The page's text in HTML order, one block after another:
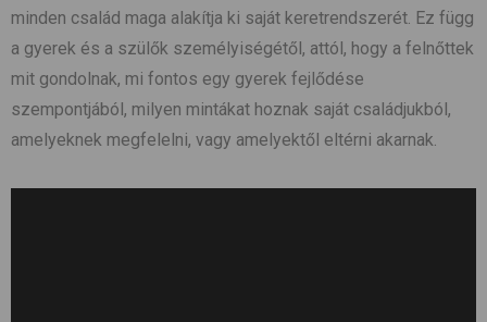
minden család maga alakítja ki saját keretrendszerét. Ez függ
a gyerek és a szülők személyiségétől, attól, hogy a felnőttek
mit gondolnak, mi fontos egy gyerek fejlődése
szempontjából, milyen mintákat hoznak saját családjukból,
amelyeknek megfelelni, vagy amelyektől eltérni akarnak.